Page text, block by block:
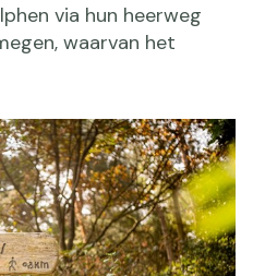
via hun heerweg
waarvan het